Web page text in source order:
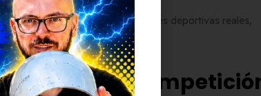
Final Editionofrezca sensaciones deportivas reales,
de